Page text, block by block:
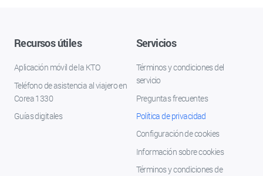
Recursos útiles
Aplicación móvil de la KTO
Teléfono de asistencia al viajero en
Corea 1330
Guías digitales
Servicios
Términos y condiciones del
servicio
Preguntas frecuentes
Política de privacidad
Configuración de cookies
Información sobre cookies
Términos y condiciones de